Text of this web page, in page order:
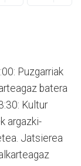
Puzgarriak
batera
Kultur
argazki-
Jatsierea